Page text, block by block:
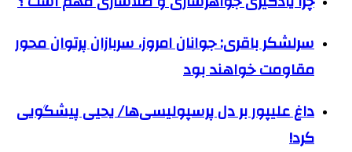
سرلشکر باقری: جوانان امروز، سربازان پرتوان محور
مقاومت خواهند بود
داغ علیپور بر دل پرسپولیسی‌ها/ یحیی پیشگویی
کرد!